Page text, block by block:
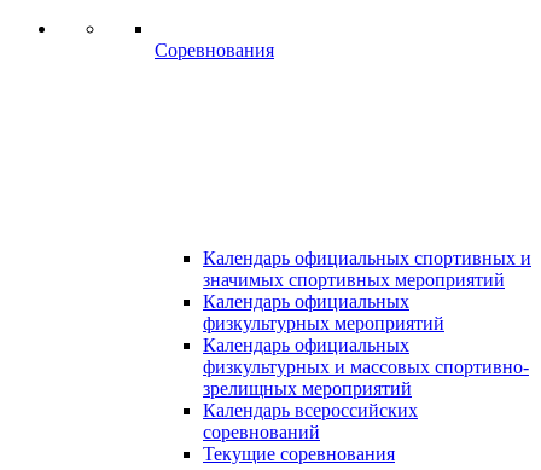
Соревнования
Календарь официальных спортивных и
значимых спортивных мероприятий
Календарь официальных
физкультурных мероприятий
Календарь официальных
физкультурных и массовых спортивно-
зрелищных мероприятий
Календарь всероссийских
соревнований
Текущие соревнования